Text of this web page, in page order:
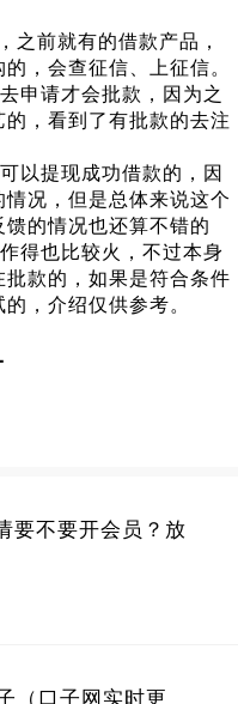
之前就有的借款产品，
，会查征信、上征信。
申请才会批款，因为之
，看到了有批款的去注
以提现成功借款的，因
况，但是总体来说这个
的情况也还算不错的
得也比较火，不过本身
款的，如果是符合条件
，介绍仅供参考。
要不要开会员？放
（口子网实时更